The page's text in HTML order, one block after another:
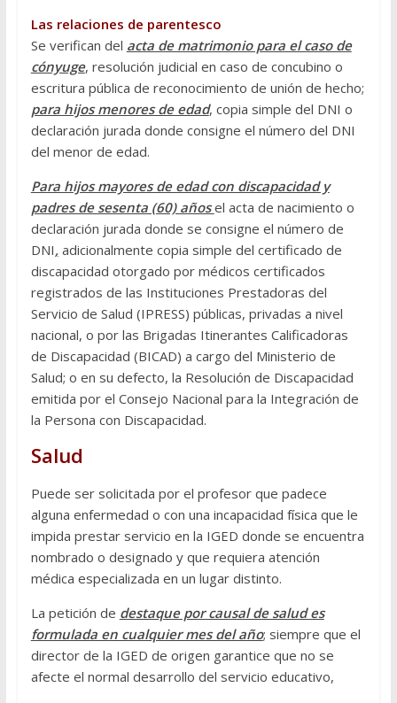
Las relaciones de parentesco
Se verifican del acta de matrimonio para el caso de
cónyuge, resolución judicial en caso de concubino o
escritura pública de reconocimiento de unión de hecho;
para hijos menores de edad, copia simple del DNI o
declaración jurada donde consigne el número del DNI
del menor de edad.
Para hijos mayores de edad con discapacidad y
padres de sesenta (60) añosel acta de nacimiento o
declaración jurada donde se consigne el número de
DNI,adicionalmente copia simple del certificado de
discapacidad otorgado por médicos certificados
registrados de las Instituciones Prestadoras del
Servicio de Salud (IPRESS) públicas, privadas a nivel
nacional, o por las Brigadas Itinerantes Calificadoras
de Discapacidad (BICAD) a cargo del Ministerio de
Salud; o en su defecto, la Resolución de Discapacidad
emitida por el Consejo Nacional para la Integración de
la Persona con Discapacidad.
Salud
Puede ser solicitada por el profesor que padece
alguna enfermedad o con una incapacidad física que le
impida prestar servicio en la IGED donde se encuentra
nombrado o designado y que requiera atención
médica especializada en un lugar distinto.
La petición de destaque por causal de salud es
formulada en cualquier mes del año; siempre que el
director de la IGED de origen garantice que no se
afecte el normal desarrollo del servicio educativo,